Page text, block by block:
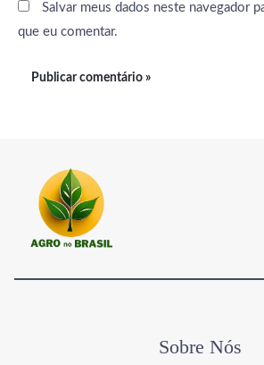
Salvar meus dados neste navegador
que eu comentar.
Sobre Nós